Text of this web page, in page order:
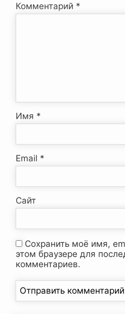
Комментарий *
Имя *
Email *
Сайт
Сохранить моё имя,
этом браузере для
комментариев.